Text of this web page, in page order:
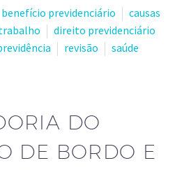
benefício previdenciário
causas
direito previdenciário
revisão saúde
DO
DE BORDO E